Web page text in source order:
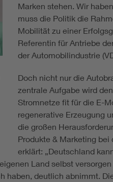
Marken stehen. Wir
muss die Politik die
Mobilität zu einer
Referentin für Antriebe
der Automobilindustrie
Doch nicht nur die
zentrale Aufgabe wird
Stromnetze fit für die E-
regenerative Erzeugung
die großen
Produkte & Marketing
erklärt: „Deutschland
Land selbst
haben, deutlich abnimmt.